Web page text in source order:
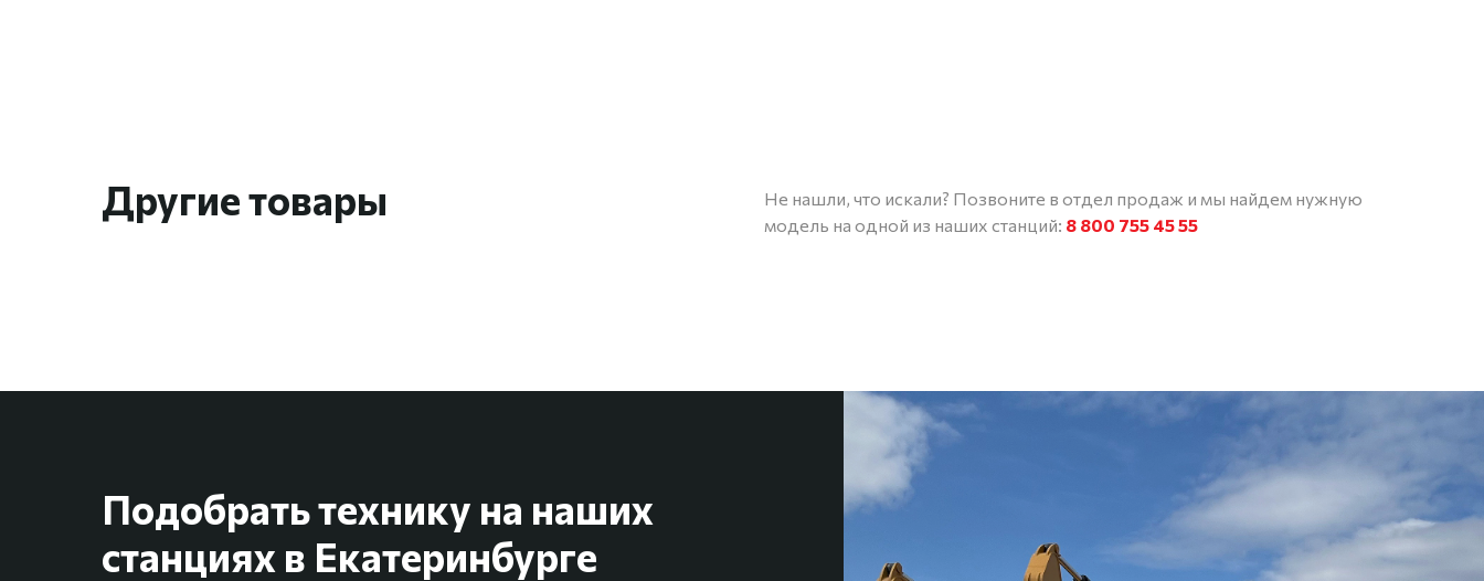
Другие товары
Не нашли, что искали? Позвоните в отдел продаж и мы найдем нужную
модель на одной из наших станций: 8 800 755 45 55
Подобрать технику на наших
станциях в Екатеринбурге